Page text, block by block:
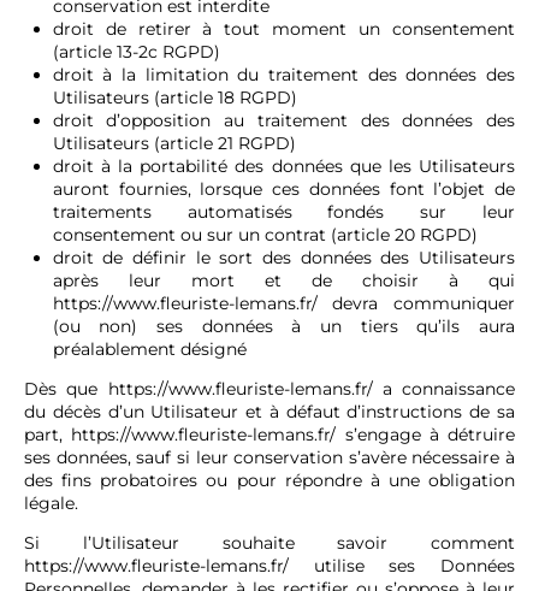
conservation est interdite
droit de retirer à tout moment un consentement
(article 13-2c RGPD)
droit à la limitation du traitement des données des
Utilisateurs (article 18 RGPD)
droit d’opposition au traitement des données des
Utilisateurs (article 21 RGPD)
droit à la portabilité des données que les Utilisateurs
auront fournies, lorsque ces données font l’objet de
traitements automatisés fondés sur leur
consentement ou sur un contrat (article 20 RGPD)
droit de définir le sort des données des Utilisateurs
après leur mort et de choisir à qui
https://www.fleuriste-lemans.fr/devra communiquer
(ou non) ses données à un tiers qu’ils aura
préalablement désigné
Dès que https://www.fleuriste-lemans.fr/a connaissance
du décès d’un Utilisateur et à défaut d’instructions de sa
part, https://www.fleuriste-lemans.fr/ s’engage à détruire
ses données, sauf si leur conservation s’avère nécessaire à
des fins probatoires ou pour répondre à une obligation
légale.
Si l’Utilisateur souhaite savoir comment
https://www.fleuriste-lemans.fr/ utilise ses Données